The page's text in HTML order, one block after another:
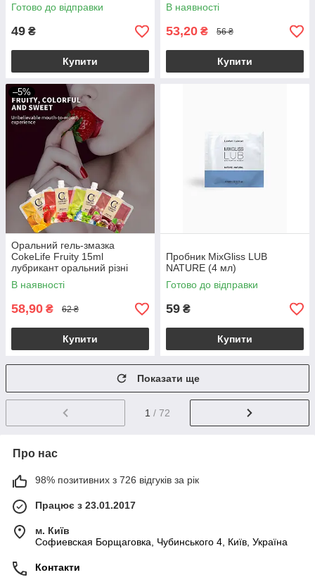
Готово до відправки
49 ₴
Купити
В наявності
53,20 ₴ 56 ₴
Купити
–5%
Оральний гель-змазка
CokeLife Fruity 15ml
лубрикант оральний різні
смаки
В наявності
58,90 ₴ 62 ₴
Купити
Пробник MixGliss LUB
NATURE (4 мл)
Готово до відправки
59 ₴
Купити
Показати ще
1 / 72
Про нас
98% позитивних з 726 відгуків за рік
Працює з 23.01.2017
м. Київ
Софиевская Борщаговка, Чубинського 4, Київ, Україна
Контакти